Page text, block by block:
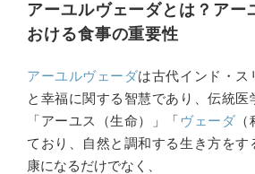
アーユルヴェーダとは？アー
おける食事の重要性
アーユルヴェーダは古代インド・ス
と幸福に関する智慧であり、伝統医
「アーユス（生命）」「ヴェーダ
ており、自然と調和する生き方をす
康になるだけでなく、